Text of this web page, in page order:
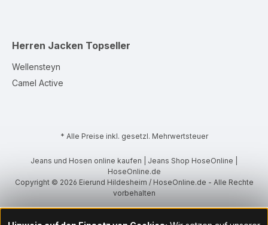
Herren Jacken Topseller
Wellensteyn
Camel Active
* Alle Preise inkl. gesetzl. Mehrwertsteuer
Jeans und Hosen online kaufen | Jeans Shop HoseOnline |
HoseOnline.de
Copyright © 2026 Eierund Hildesheim / HoseOnline.de - Alle Rechte
vorbehalten